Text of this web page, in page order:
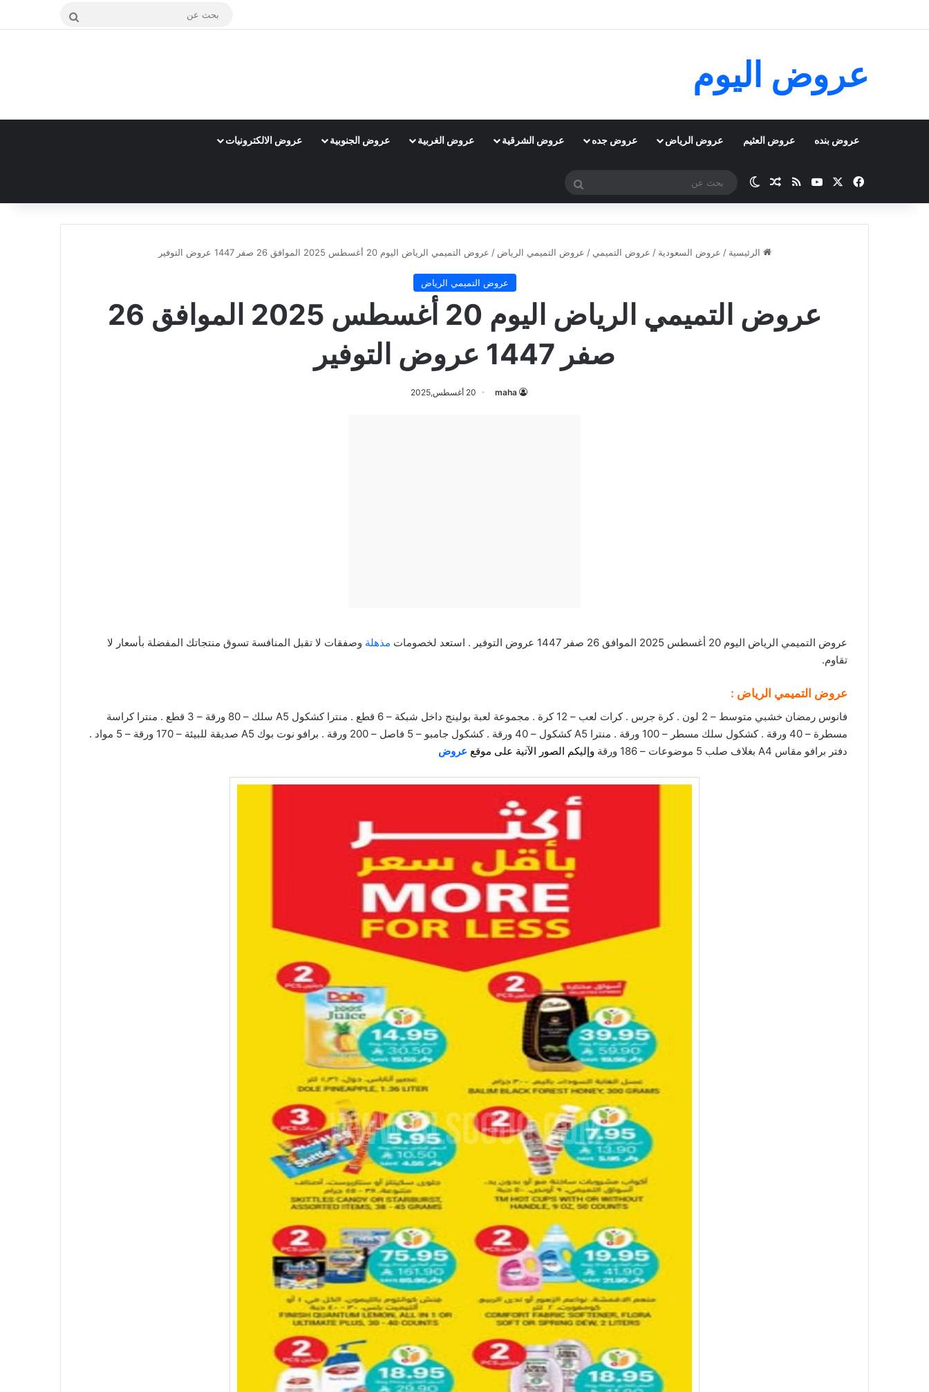
بحث
عروض اليوم
عروض بنده عروض العثيم عروض الرياض عروض جده عروض الشرقية عروض الغربية عروض الجنوبية عروض الالكترونيات
فيسبوك ‫YouTubeملخص الموقع RSS
مقال عشوائي
الوضع المظلم
بحث
الرئيسية / عروض السعودية / عروض التميمي / عروض التميمي الرياض / عروض التميمي الرياض اليوم 20 أغسطس 2025 الموافق 26 صفر 1447 عروض التوفير
عروض التميمي الرياض
عروض التميمي الرياض اليوم 20 أغسطس 2025 الموافق 26
صفر 1447 عروض التوفير
maha 20 أغسطس,2025
عروض التميمي الرياض اليوم 20 أغسطس 2025 الموافق 26 صفر 1447 عروض التوفير . استعد لخصومات مذهلة وصفقات لا تقبل المنافسة تسوق منتجاتك المفضلة بأسعار لا
تقاوم.
عروض التميمي الرياض :
فانوس رمضان خشبي متوسط – 2 لون . كرة جرس . كرات لعب – 12 كرة . مجموعة لعبة بولينج داخل شبكة – 6 قطع . منترا كشكول A5 سلك – 80 ورقة – 3 قطع . منترا كراسة
مسطرة – 40 ورقة . كشكول سلك مسطر – 100 ورقة . منترا A5 كشكول – 40 ورقة . كشكول جامبو – 5 فاصل – 200 ورقة . برافو نوت بوك A5 صديقة للبيئة – 170 ورقة – 5 مواد .
دفتر برافو مقاس A4 بغلاف صلب 5 موضوعات – 186 ورقة
وإليكم الصور الآتية على موقع عروض